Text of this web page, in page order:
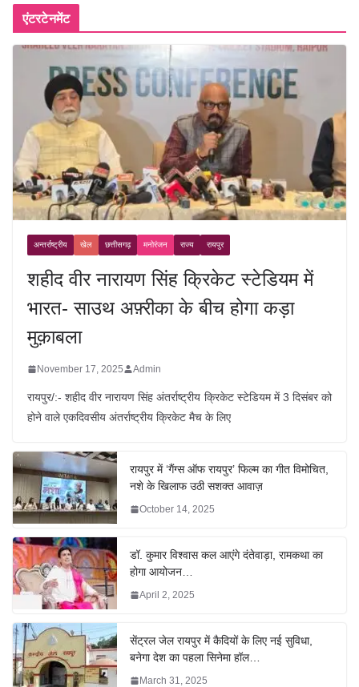
एंटरटेनमेंट
अन्तर्राष्ट्रीय खेल छत्तीसगढ़ मनोरंजन राज्य रायपुर
शहीद वीर नारायण सिंह क्रिकेट स्टेडियम में
भारत- साउथ अफ़्रीका के बीच होगा कड़ा
मुक़ाबला
November 17, 2025 Admin
रायपुर/:- शहीद वीर नारायण सिंह अंतर्राष्ट्रीय क्रिकेट स्टेडियम में 3 दिसंबर को
होने वाले एकदिवसीय अंतर्राष्ट्रीय क्रिकेट मैच के लिए
रायपुर में ‘गैंग्स ऑफ रायपुर’ फिल्म का गीत विमोचित,
नशे के खिलाफ उठी सशक्त आवाज़
October 14, 2025
डॉ. कुमार विश्वास कल आएंगे दंतेवाड़ा, रामकथा का
होगा आयोजन…
April 2, 2025
सेंट्रल जेल रायपुर में कैदियों के लिए नई सुविधा,
बनेगा देश का पहला सिनेमा हॉल…
March 31, 2025